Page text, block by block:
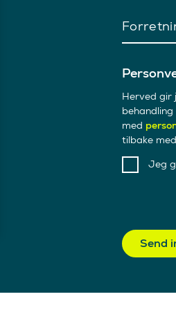
Herved gir
med
tilbake
Jeg
Send